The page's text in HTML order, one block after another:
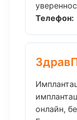
Телефон:
онлайн,